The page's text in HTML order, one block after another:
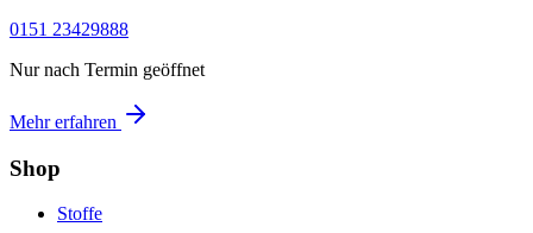
0151 23429888
Nur nach Termin geöffnet
Mehr erfahren
Shop
Stoffe